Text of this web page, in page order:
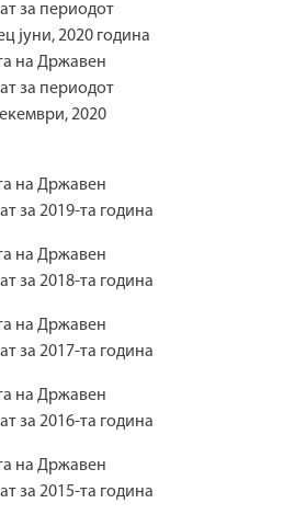
за периодот
јуни, 2020 година
на Државен
за периодот
2020
на Државен
за 2019-та година
на Државен
за 2018-та година
на Државен
за 2017-та година
на Државен
за 2016-та година
на Државен
за 2015-та година